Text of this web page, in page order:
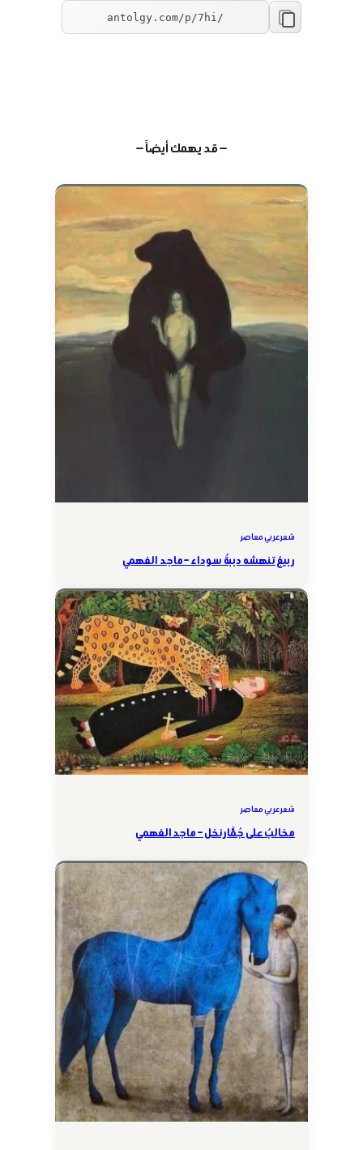
— قد يهمك أيضاً —
شعر عربي معاصر
ربيعٌ تنهشه دببةٌ سوداء – ماجد الفهمي
شعر عربي معاصر
مخالبٌ على جُمَّار نخل – ماجد الفهمي